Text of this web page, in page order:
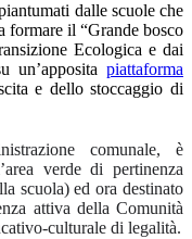
dalle scuole che
formare il “Grande bosco
Ecologica e dai
un’apposita piattaforma
e dellostoccaggiodi
comunale, è
verde di pertinenza
scuola) ed ora destinato
attiva della Comunità
culturale di legalità.